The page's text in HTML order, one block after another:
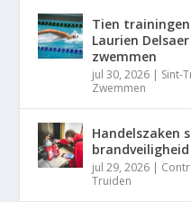
Tien
Laurien
zwemmen
jul 30, 2026 | Sint-
Zwemmen
Handelszaken
jul 29, 2026 |
Truiden